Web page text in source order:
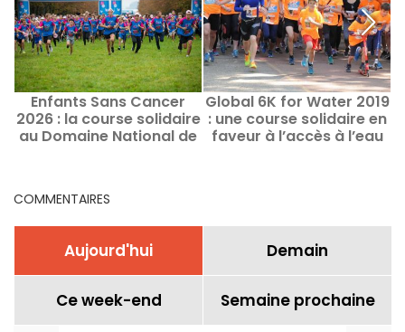
Enfants Sans Cancer
2026 : la course solidaire
au Domaine National de
Global 6K for Water 2019
: une course solidaire en
faveur à l’accès à l’eau
COMMENTAIRES
Aujourd'hui Demain
Ce week-end Semaine prochaine